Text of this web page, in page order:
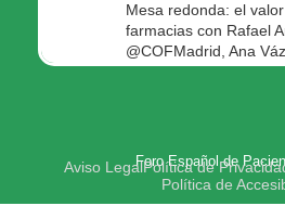
Mesa redonda: el
farmacias con Rafael
@COFMadrid, Ana
@fep_pacientes
4 4
Foro Español de
Aviso LegalPolítica de
Política de